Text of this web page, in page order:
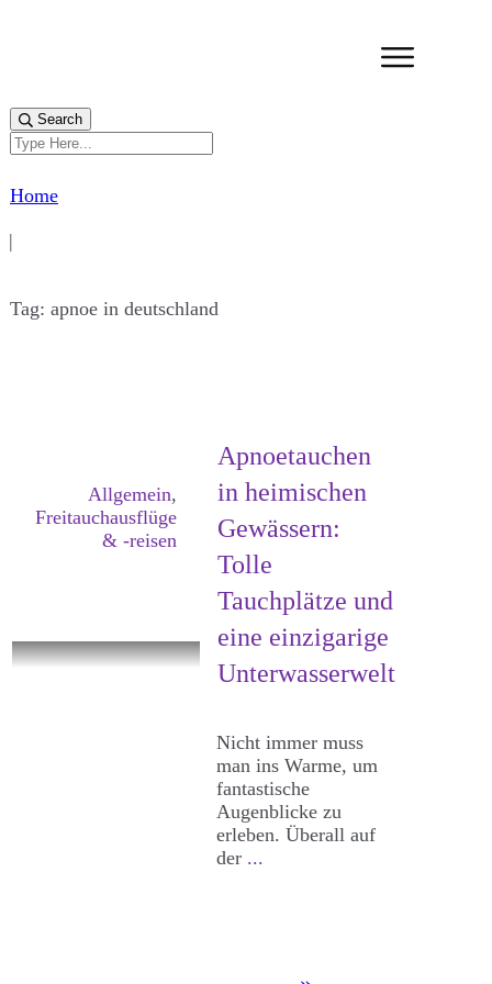
Search
Home
|
Tag: apnoe in deutschland
Allgemein,
Freitauchausflüge
& -reisen
Apnoetauchen
in heimischen
Gewässern:
Tolle
Tauchplätze und
eine einzigarige
Unterwasserwelt
Nicht immer muss
man ins Warme, um
fantastische
Augenblicke zu
erleben. Überall auf
der ...